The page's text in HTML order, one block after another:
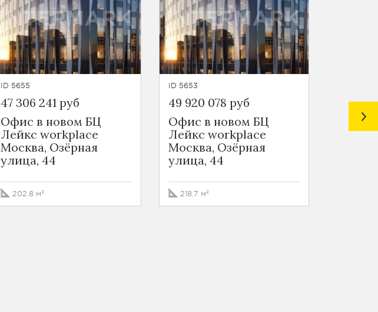
ID 5655
47 306 241 руб
Офис в новом БЦ
Лейкс workplace
Москва, Озёрная
улица, 44
202.8 м²
ID 5653
49 920 078 руб
Офис в новом БЦ
Лейкс workplace
Москва, Озёрная
улица, 44
218.7 м²
94 120